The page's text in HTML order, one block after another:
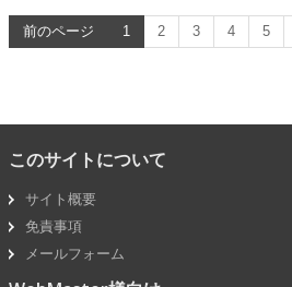
前のページ 1 2 3 4 5
このサイトについて
サイト概要
免責事項
メールフォーム